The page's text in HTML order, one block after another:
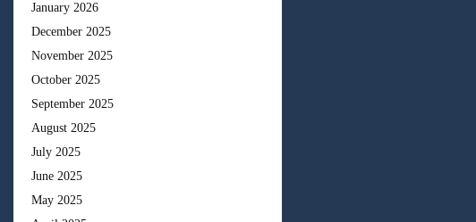
January 2026
December 2025
November 2025
October 2025
September 2025
August 2025
July 2025
June 2025
May 2025